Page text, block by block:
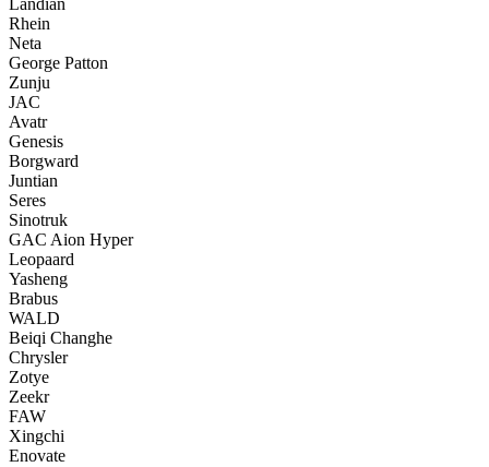
Landian
Rhein
Neta
George Patton
Zunju
JAC
Avatr
Genesis
Borgward
Juntian
Seres
Sinotruk
GAC Aion Hyper
Leopaard
Yasheng
Brabus
WALD
Beiqi Changhe
Chrysler
Zotye
Zeekr
FAW
Xingchi
Enovate